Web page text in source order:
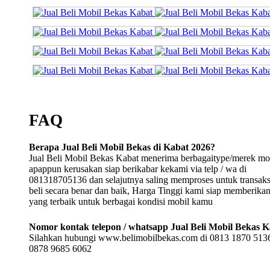
FAQ
Berapa Jual Beli Mobil Bekas di Kabat 2026?
Jual Beli Mobil Bekas Kabat menerima berbagaitype/merek
apappun kerusakan siap berikabar kekami via telp / wa di
081318705136 dan selajutnya saling memproses untuk
beli secara benar dan baik, Harga Tinggi kami siap memberikan
yang terbaik untuk berbagai kondisi mobil kamu
Nomor kontak telepon / whatsapp Jual Beli Mobil Bekas
Silahkan hubungi www.belimobilbekas.com di 0813 1870
0878 9685 6062